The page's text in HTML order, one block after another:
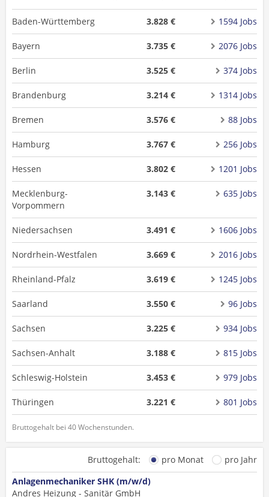
Baden-Württemberg 3.828 € 1594 Jobs
Bayern 3.735 € 2076 Jobs
Berlin 3.525 € 374 Jobs
Brandenburg 3.214 € 1314 Jobs
Bremen 3.576 € 88 Jobs
Hamburg 3.767 € 256 Jobs
Hessen 3.802 € 1201 Jobs
Mecklenburg-
Vorpommern
3.143 € 635 Jobs
Niedersachsen 3.491 € 1606 Jobs
Nordrhein-Westfalen 3.669 € 2016 Jobs
Rheinland-Pfalz 3.619 € 1245 Jobs
Saarland 3.550 € 96 Jobs
Sachsen 3.225 € 934 Jobs
Sachsen-Anhalt 3.188 € 815 Jobs
Schleswig-Holstein 3.453 € 979 Jobs
Thüringen 3.221 € 801 Jobs
Bruttogehalt bei 40 Wochenstunden.
Bruttogehalt: pro Monat
pro Jahr
Anlagenmechaniker SHK (m/w/d)
Andres Heizung - Sanitär GmbH